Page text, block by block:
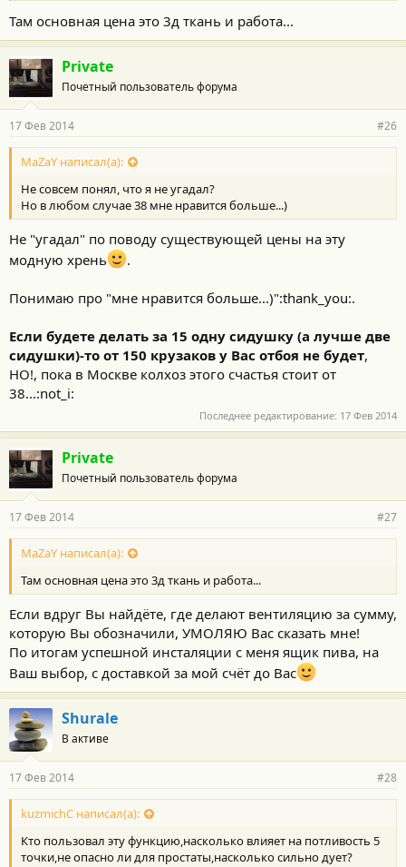
Там основная цена это 3д ткань и работа...
Private
Почетный пользователь форума
17 Фев 2014 #26
MaZaY написал(а):
Не совсем понял, что я не угадал?
Но в любом случае 38 мне нравится больше...)
Не "угадал" по поводу существующей цены на эту
модную хрень
.
Понимаю про "мне нравится больше...)":thank_you:.
Если будете делать за 15 одну сидушку (а лучше две
сидушки)-то от 150 крузаков у Вас отбоя не будет,
НО!, пока в Москве колхоз этого счастья стоит от
38...:not_i:
Последнее редактирование: 17 Фев 2014
Private
Почетный пользователь форума
17 Фев 2014 #27
MaZaY написал(а):
Там основная цена это 3д ткань и работа...
Если вдруг Вы найдёте, где делают вентиляцию за сумму,
которую Вы обозначили, УМОЛЯЮ Вас сказать мне!
По итогам успешной инсталяции с меня ящик пива, на
Ваш выбор, с доставкой за мой счёт до Вас
Shurale
В активе
17 Фев 2014 #28
kuzmichC написал(а):
Кто пользовал эту функцию,насколько влияет на потливость 5
точки,не опасно ли для простаты,насколько сильно дует?